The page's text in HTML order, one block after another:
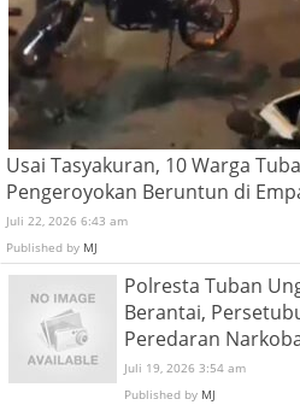
Usai Tasyakuran, 10 Warga
Pengeroyokan Beruntun di
Juli 22, 2026 6:43 am
Published by MJ
Polresta Tuban
Berantai,
Peredaran
Juli 19, 2026 3:54 am
Published by MJ